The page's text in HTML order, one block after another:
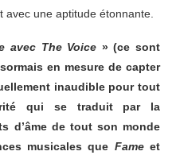
avec une aptitude étonnante.
avec The Voice » (ce sont
en mesure de capter
inaudible pour tout
qui se traduit par la
d’âme de tout son monde
musicales que Fameet